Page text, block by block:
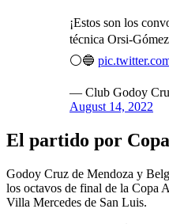
¡Estos son los
técnica Orsi-
⚪🔵
— Club Godoy
August 14, 2022
El partido por
Godoy Cruz de Mendoza y
los octavos de final de la Copa
Villa Mercedes de San Luis.